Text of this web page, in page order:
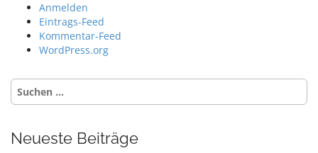
Anmelden
Eintrags-Feed
Kommentar-Feed
WordPress.org
Suche
nach:
Neueste Beiträge